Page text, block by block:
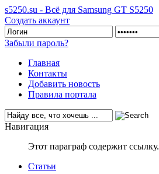
s5250.su - Всё для Samsung GT S5250
Создать аккаунт
Забыли пароль?
Главная
Контакты
Добавить новость
Правила портала
Навигация
Этот параграф содержит ссылку.
Статьи